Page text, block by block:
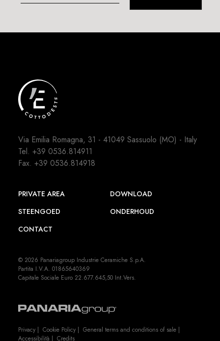
Via Emilia Romagna, 31 - 41049 Sassuolo (MO) - Italy
Tel.+39 0536.814911
Fax. +39 0536.814918
PRIVATE AREA
DOWNLOAD
STEENGOED
ONDERHOUD
CONTACT
© 2026 Panariagroup Industrie Ceramiche S.p.A.
Partita I.V.A. 01865640369
Capitale Sociale Euro 22.677.645,50 Int.Vers.
Privacy |Cookie Policy |General terms and conditions of sale |
Accessibilità |Credits